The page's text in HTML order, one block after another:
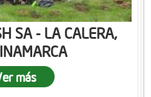
SA - LA CALERA,
más